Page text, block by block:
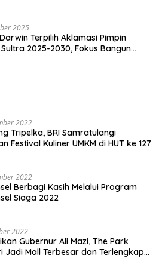
2025
Terpilih Aklamasi Pimpin
2025-2030, Fokus Bangun
2022
Tripelka, BRI Samratulangi
Festival Kuliner UMKM di HUT ke 127
2022
Berbagi Kasih Melalui Program
Siaga 2022
2022
Gubernur Ali Mazi, The Park
Jadi Mall Terbesar dan Terlengkap